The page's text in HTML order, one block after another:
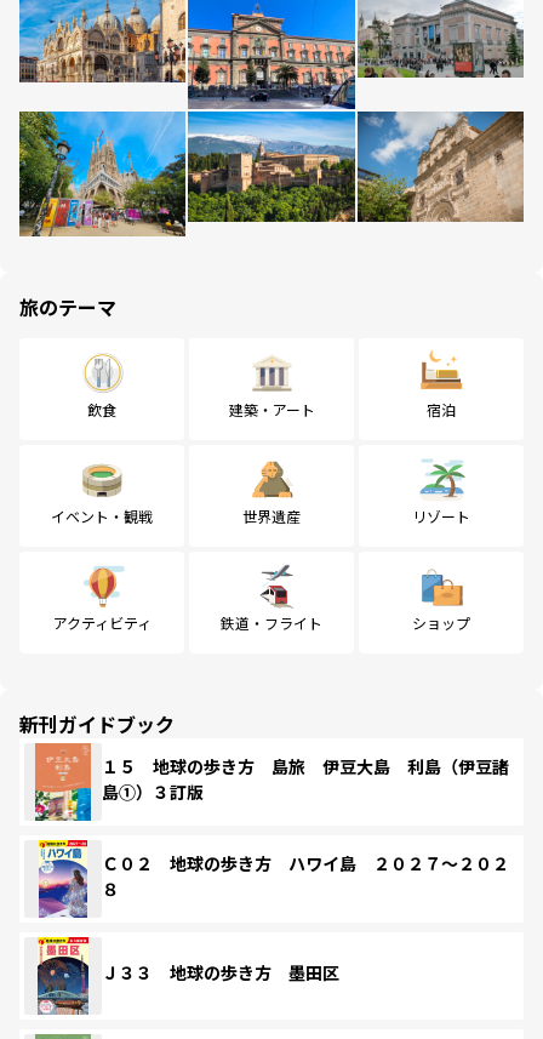
旅のテーマ
飲食 建築・アート 宿泊
イベント・観戦 世界遺産 リゾート
アクティビティ 鉄道・フライト ショップ
新刊ガイドブック
１５ 地球の歩き方 島旅 伊豆大島 利島（伊豆諸
島①）３訂版
Ｃ０２ 地球の歩き方 ハワイ島 ２０２７～２０２
８
Ｊ３３ 地球の歩き方 墨田区